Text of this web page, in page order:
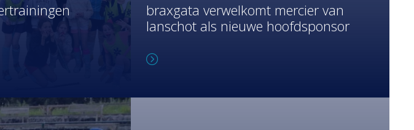
braxgata verwelkomt mercier van
lanschot als nieuwe hoofdsponsor